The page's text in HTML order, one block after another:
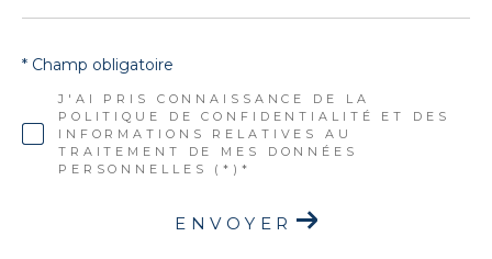
J'AI PRIS CONNAISSANCE DE LA
POLITIQUE DE CONFIDENTIALITÉ ET DES
INFORMATIONS RELATIVES AU
TRAITEMENT DE MES DONNÉES
PERSONNELLES (*)*
* Champ obligatoire
ENVOYER